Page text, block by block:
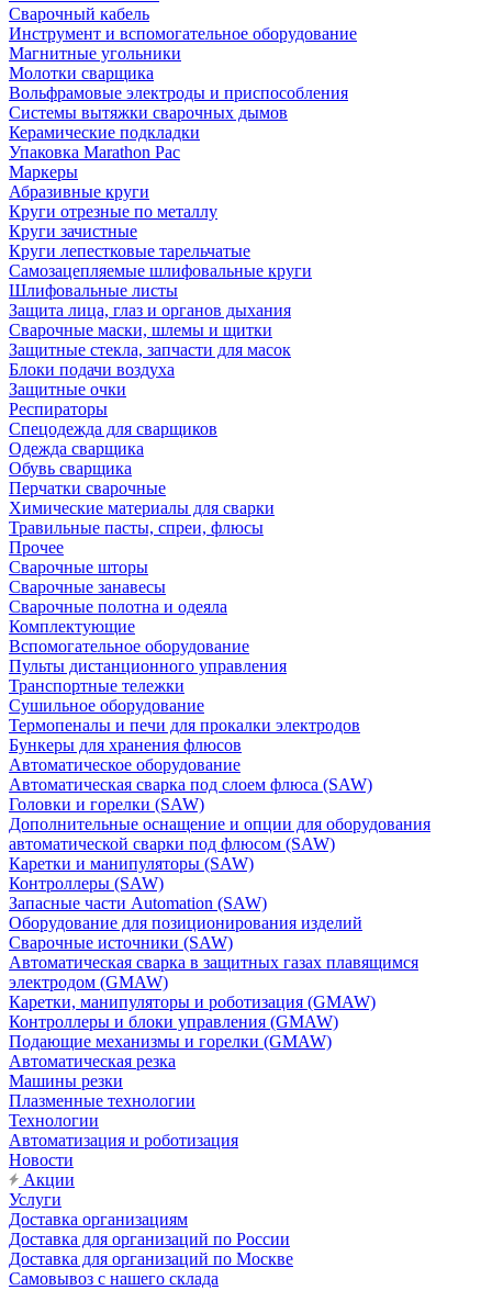
Сварочный кабель
Инструмент и вспомогательное оборудование
Магнитные угольники
Молотки сварщика
Вольфрамовые электроды и приспособления
Системы вытяжки сварочных дымов
Керамические подкладки
Упаковка Marathon Pac
Маркеры
Абразивные круги
Круги отрезные по металлу
Круги зачистные
Круги лепестковые тарельчатые
Самозацепляемые шлифовальные круги
Шлифовальные листы
Защита лица, глаз и органов дыхания
Сварочные маски, шлемы и щитки
Защитные стекла, запчасти для масок
Блоки подачи воздуха
Защитные очки
Респираторы
Спецодежда для сварщиков
Одежда сварщика
Обувь сварщика
Перчатки сварочные
Химические материалы для сварки
Травильные пасты, спреи, флюсы
Прочее
Сварочные шторы
Сварочные занавесы
Сварочные полотна и одеяла
Комплектующие
Вспомогательное оборудование
Пульты дистанционного управления
Транспортные тележки
Сушильное оборудование
Термопеналы и печи для прокалки электродов
Бункеры для хранения флюсов
Автоматическое оборудование
Автоматическая сварка под слоем флюса (SAW)
Головки и горелки (SAW)
Дополнительные оснащение и опции для оборудования
автоматической сварки под флюсом (SAW)
Каретки и манипуляторы (SAW)
Контроллеры (SAW)
Запасные части Automation (SAW)
Оборудование для позиционирования изделий
Сварочные источники (SAW)
Автоматическая сварка в защитных газах плавящимся
электродом (GMAW)
Каретки, манипуляторы и роботизация (GMAW)
Контроллеры и блоки управления (GMAW)
Подающие механизмы и горелки (GMAW)
Автоматическая резка
Машины резки
Плазменные технологии
Технологии
Автоматизация и роботизация
Новости
Акции
Услуги
Доставка организациям
Доставка для организаций по России
Доставка для организаций по Москве
Самовывоз с нашего склада